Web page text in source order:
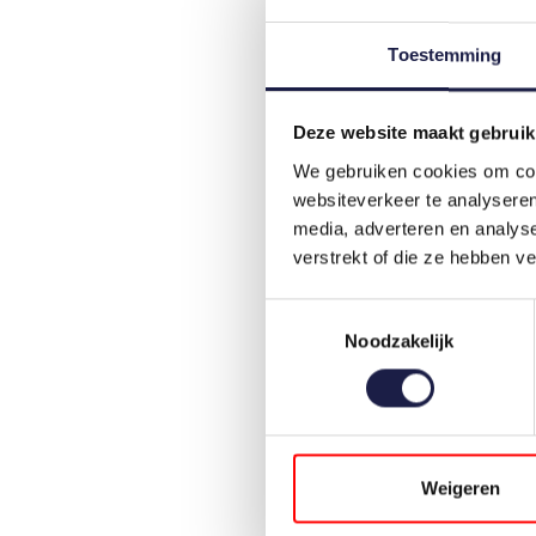
Toestemming
Deze website maakt
We gebruiken cookies om
websiteverkeer te
media, adverteren en
verstrekt of die ze hebben
Noodzakelijk
Weigeren